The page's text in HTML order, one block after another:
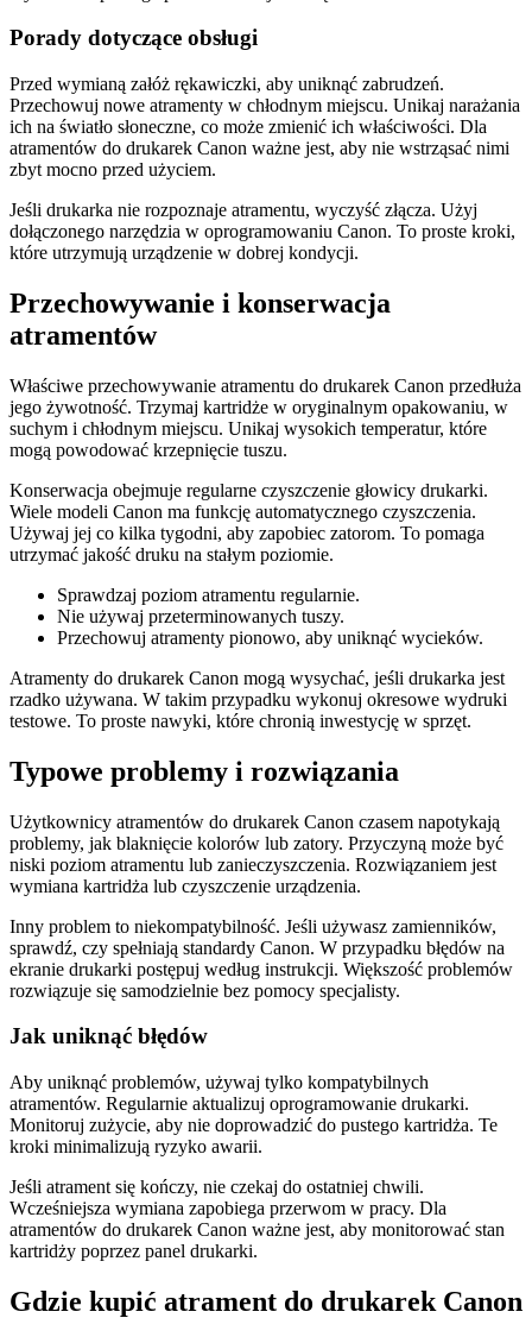
Porady dotyczące obsługi
Przed wymianą załóż rękawiczki, aby uniknąć zabrudzeń.
Przechowuj nowe atramenty w chłodnym miejscu. Unikaj narażania
ich na światło słoneczne, co może zmienić ich właściwości. Dla
atramentów do drukarek Canon ważne jest, aby nie wstrząsać nimi
zbyt mocno przed użyciem.
Jeśli drukarka nie rozpoznaje atramentu, wyczyść złącza. Użyj
dołączonego narzędzia w oprogramowaniu Canon. To proste kroki,
które utrzymują urządzenie w dobrej kondycji.
Przechowywanie i konserwacja
atramentów
Właściwe przechowywanie atramentu do drukarek Canon przedłuża
jego żywotność. Trzymaj kartridże w oryginalnym opakowaniu, w
suchym i chłodnym miejscu. Unikaj wysokich temperatur, które
mogą powodować krzepnięcie tuszu.
Konserwacja obejmuje regularne czyszczenie głowicy drukarki.
Wiele modeli Canon ma funkcję automatycznego czyszczenia.
Używaj jej co kilka tygodni, aby zapobiec zatorom. To pomaga
utrzymać jakość druku na stałym poziomie.
Sprawdzaj poziom atramentu regularnie.
Nie używaj przeterminowanych tuszy.
Przechowuj atramenty pionowo, aby uniknąć wycieków.
Atramenty do drukarek Canon mogą wysychać, jeśli drukarka jest
rzadko używana. W takim przypadku wykonuj okresowe wydruki
testowe. To proste nawyki, które chronią inwestycję w sprzęt.
Typowe problemy i rozwiązania
Użytkownicy atramentów do drukarek Canon czasem napotykają
problemy, jak blaknięcie kolorów lub zatory. Przyczyną może być
niski poziom atramentu lub zanieczyszczenia. Rozwiązaniem jest
wymiana kartridża lub czyszczenie urządzenia.
Inny problem to niekompatybilność. Jeśli używasz zamienników,
sprawdź, czy spełniają standardy Canon. W przypadku błędów na
ekranie drukarki postępuj według instrukcji. Większość problemów
rozwiązuje się samodzielnie bez pomocy specjalisty.
Jak uniknąć błędów
Aby uniknąć problemów, używaj tylko kompatybilnych
atramentów. Regularnie aktualizuj oprogramowanie drukarki.
Monitoruj zużycie, aby nie doprowadzić do pustego kartridża. Te
kroki minimalizują ryzyko awarii.
Jeśli atrament się kończy, nie czekaj do ostatniej chwili.
Wcześniejsza wymiana zapobiega przerwom w pracy. Dla
atramentów do drukarek Canon ważne jest, aby monitorować stan
kartridży poprzez panel drukarki.
Gdzie kupić atrament do drukarek Canon